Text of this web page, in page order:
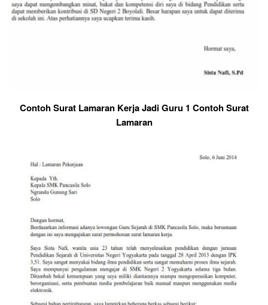
Contoh Surat Lamaran Kerja Jadi Guru 1 Contoh Surat
Lamaran